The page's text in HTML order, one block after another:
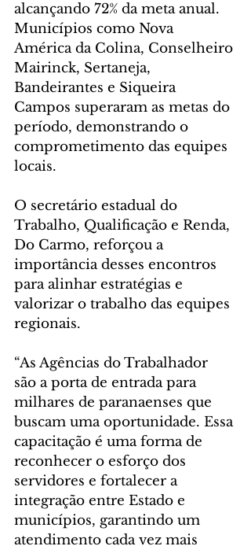
alcançando 72% da meta anual.
Municípios como Nova
América da Colina, Conselheiro
Mairinck, Sertaneja,
Bandeirantes e Siqueira
Campos superaram as metas do
período, demonstrando o
comprometimento das equipes
locais.
O secretário estadual do
Trabalho, Qualificação e Renda,
Do Carmo, reforçou a
importância desses encontros
para alinhar estratégias e
valorizar o trabalho das equipes
regionais.
“As Agências do Trabalhador
são a porta de entrada para
milhares de paranaenses que
buscam uma oportunidade. Essa
capacitação é uma forma de
reconhecer o esforço dos
servidores e fortalecer a
integração entre Estado e
municípios, garantindo um
atendimento cada vez mais